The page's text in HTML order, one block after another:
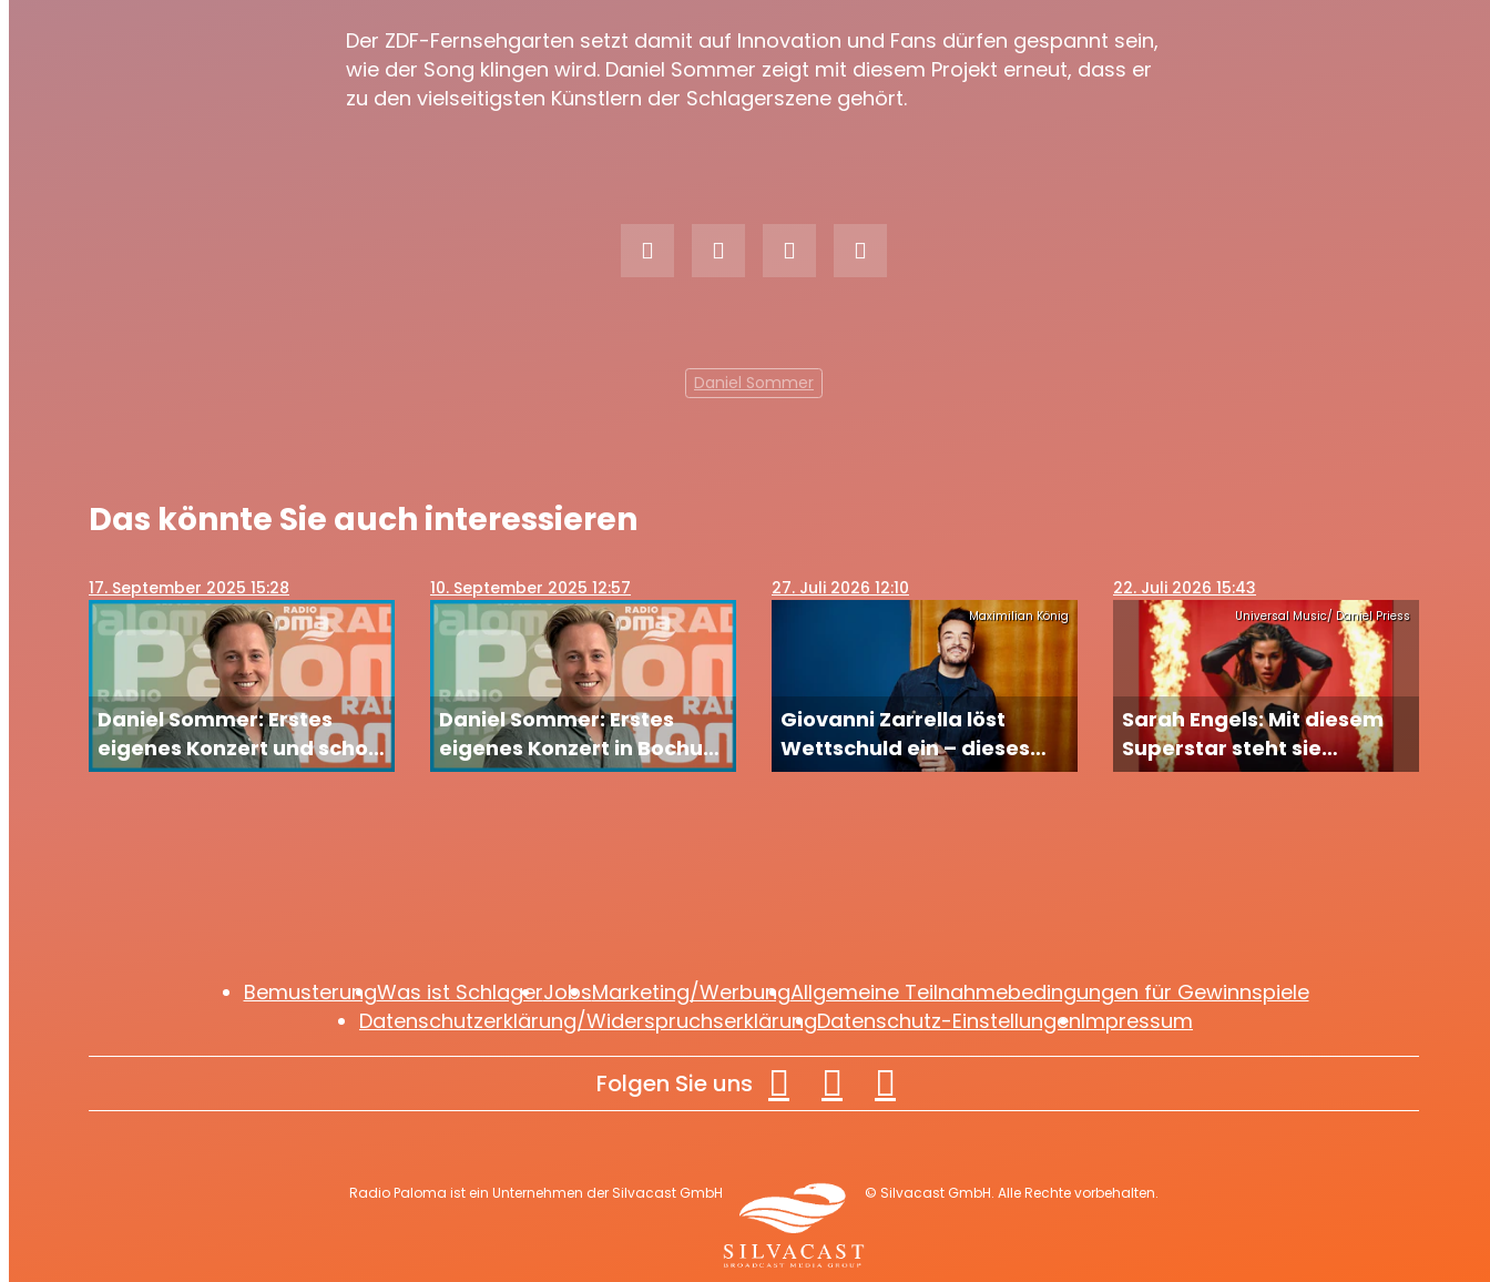
Der ZDF-Fernsehgarten setzt damit auf Innovation und Fans dürfen gespannt sein,
wie der Song klingen wird. Daniel Sommer zeigt mit diesem Projekt erneut, dass er
zu den vielseitigsten Künstlern der Schlagerszene gehört.
Daniel Sommer
Das könnte Sie auch interessieren
17. September 2025 15:28
Daniel Sommer: Erstes
eigenes Konzert und schon
beim nächsten Schlager-
10. September 2025 12:57
Daniel Sommer: Erstes
eigenes Konzert in Bochum
- mit besonderen Gästen
27. Juli 2026 12:10
Maximilian König
Giovanni Zarrella löst
Wettschuld ein – dieses
Tattoo erinnert für immer
22. Juli 2026 15:43
Universal Music/ Daniel Priess
Sarah Engels: Mit diesem
Superstar steht sie
gemeinsam auf der Bühne
BemusterungWas ist SchlagerJobsMarketing/WerbungAllgemeine Teilnahmebedingungen für Gewinnspiele
Datenschutzerklärung/WiderspruchserklärungDatenschutz-EinstellungenImpressum
Folgen Sie uns
Radio Paloma ist ein Unternehmen der Silvacast GmbH © Silvacast GmbH. Alle Rechte vorbehalten.